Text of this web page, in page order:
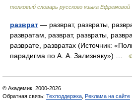
толковый словарь русского языка Ефремовой
разврат — разврат, развраты,
развратам, разврат, развраты,
разврате, развратах (Источник:
парадигма по А. А. Зализняку») …
© Академик, 2000-2026
Обратная связь: Техподдержка Реклама на сайте